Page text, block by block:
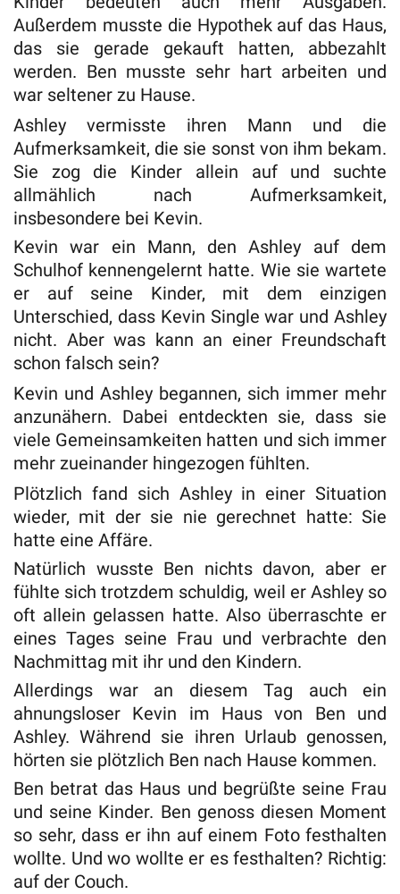
Außerdem musste die Hypothek auf das Haus,
das sie gerade gekauft hatten, abbezahlt
werden. Ben musste sehr hart arbeiten und
war seltener zu Hause.
Ashley vermisste ihren Mann und die
Aufmerksamkeit, die sie sonst von ihm bekam.
Sie zog die Kinder allein auf und suchte
allmählich nach Aufmerksamkeit,
insbesondere bei Kevin.
Kevin war ein Mann, den Ashley auf dem
Schulhof kennengelernt hatte. Wie sie wartete
er auf seine Kinder, mit dem einzigen
Unterschied, dass Kevin Single war und Ashley
nicht. Aber was kann an einer Freundschaft
schon falsch sein?
Kevin und Ashley begannen, sich immer mehr
anzunähern. Dabei entdeckten sie, dass sie
viele Gemeinsamkeiten hatten und sich immer
mehr zueinander hingezogen fühlten.
Plötzlich fand sich Ashley in einer Situation
wieder, mit der sie nie gerechnet hatte: Sie
hatte eine Affäre.
Natürlich wusste Ben nichts davon, aber er
fühlte sich trotzdem schuldig, weil er Ashley so
oft allein gelassen hatte. Also überraschte er
eines Tages seine Frau und verbrachte den
Nachmittag mit ihr und den Kindern.
Allerdings war an diesem Tag auch ein
ahnungsloser Kevin im Haus von Ben und
Ashley. Während sie ihren Urlaub genossen,
hörten sie plötzlich Ben nach Hause kommen.
Ben betrat das Haus und begrüßte seine Frau
und seine Kinder. Ben genoss diesen Moment
so sehr, dass er ihn auf einem Foto festhalten
wollte. Und wo wollte er es festhalten? Richtig:
auf der Couch.